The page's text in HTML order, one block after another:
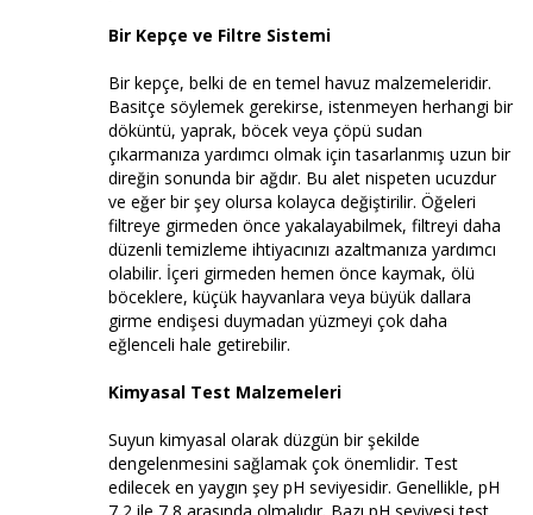
Bir Kepçe ve Filtre Sistemi
Bir kepçe, belki de en temel havuz malzemeleridir.
Basitçe söylemek gerekirse, istenmeyen herhangi bir
döküntü, yaprak, böcek veya çöpü sudan
çıkarmanıza yardımcı olmak için tasarlanmış uzun bir
direğin sonunda bir ağdır. Bu alet nispeten ucuzdur
ve eğer bir şey olursa kolayca değiştirilir. Öğeleri
filtreye girmeden önce yakalayabilmek, filtreyi daha
düzenli temizleme ihtiyacınızı azaltmanıza yardımcı
olabilir. İçeri girmeden hemen önce kaymak, ölü
böceklere, küçük hayvanlara veya büyük dallara
girme endişesi duymadan yüzmeyi çok daha
eğlenceli hale getirebilir.
Kimyasal Test Malzemeleri
Suyun kimyasal olarak düzgün bir şekilde
dengelenmesini sağlamak çok önemlidir. Test
edilecek en yaygın şey pH seviyesidir. Genellikle, pH